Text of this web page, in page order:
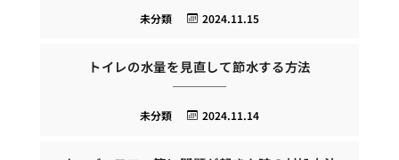
2024.11.15
未分類
トイレの水量を見直して節水する方法
2024.11.14
未分類